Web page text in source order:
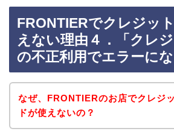
FRONTIERでクレジッ
えない理由４．「クレ
の不正利用でエラーにな
なぜ、FRONTIERのお店でクレジ
ドが使えないの？